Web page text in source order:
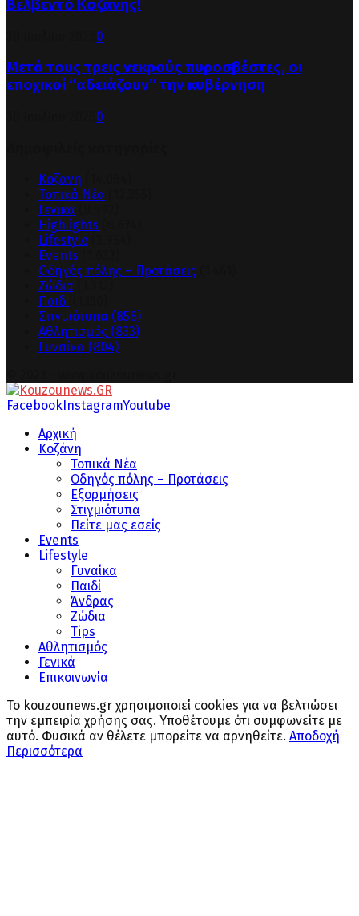
Βελβεντό Κοζάνης!
0
Μετά τους τρεις νεκρούς πυροσβέστες, οι
εποχικοί “αδειάζουν” την κυβέρνηση
0
Κοζάνη
Τοπικά Νέα
Γενικά
Highlights
Lifestyle
Events
Οδηγός πόλης – Προτάσεις
Ζώδια
Παιδί
Στιγμιότυπα (858)
Αθλητισμός (833)
Γυναίκα (804)
Facebook InstagramYoutube
Αρχική
Κοζάνη
Τοπικά Νέα
Οδηγός πόλης – Προτάσεις
Εξορμήσεις
Στιγμιότυπα
Πείτε μας εσείς
Events
Lifestyle
Γυναίκα
Παιδί
Άνδρας
Ζώδια
Tips
Αθλητισμός
Γενικά
Επικοινωνία
Το kouzounews.gr χρησιμοποιεί cookies για να βελτιώσει
την εμπειρία χρήσης σας. Υποθέτουμε ότι συμφωνείτε με
αυτό. Φυσικά αν θέλετε μπορείτε να αρνηθείτε. Αποδοχή
Περισσότερα